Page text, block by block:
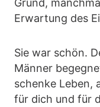
Grund,
Erwartung des
Sie war schön.
Männer
schenke Leben,
für dich und für